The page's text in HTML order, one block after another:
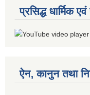
प्रसिद्ध धार्मिक
ऐन, कानुन तथा